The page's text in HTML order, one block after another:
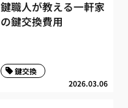
鍵職人が教える一軒家
の鍵交換費用
2026.03.06
鍵交換